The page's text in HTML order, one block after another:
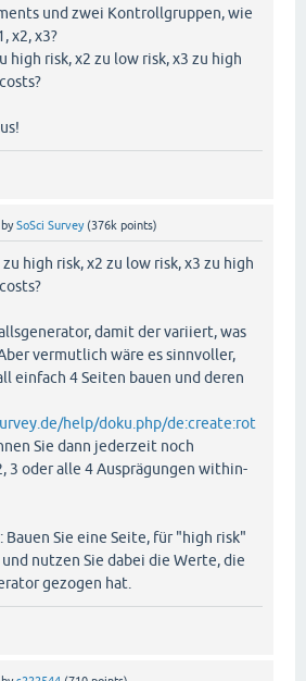
und zwei Kontrollgruppen, wie
x2, x3?
high risk, x2 zu low risk, x3 zu high
bySoSci Survey (376k points)
high risk, x2 zu low risk, x3 zu high
damit der variiert, was
vermutlich wäre es sinnvoller,
einfach 4 Seiten bauen und deren
help/doku.php/de:create:rot
Sie dann jederzeit noch
3 oder alle 4 Ausprägungen within-
Sie eine Seite, für "high risk"
nutzen Sie dabei die Werte, die
gezogen hat.